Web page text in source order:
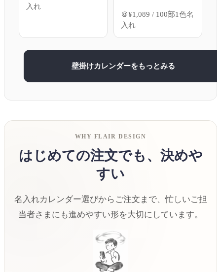
入れ
＠¥1,089 / 100部1色名
入れ
壁掛けカレンダーをもっとみる
WHY FLAIR DESIGN
はじめての注文でも、決めや
すい
名入れカレンダー選びからご注文まで、忙しいご担
当者さまにも進めやすい形を大切にしています。